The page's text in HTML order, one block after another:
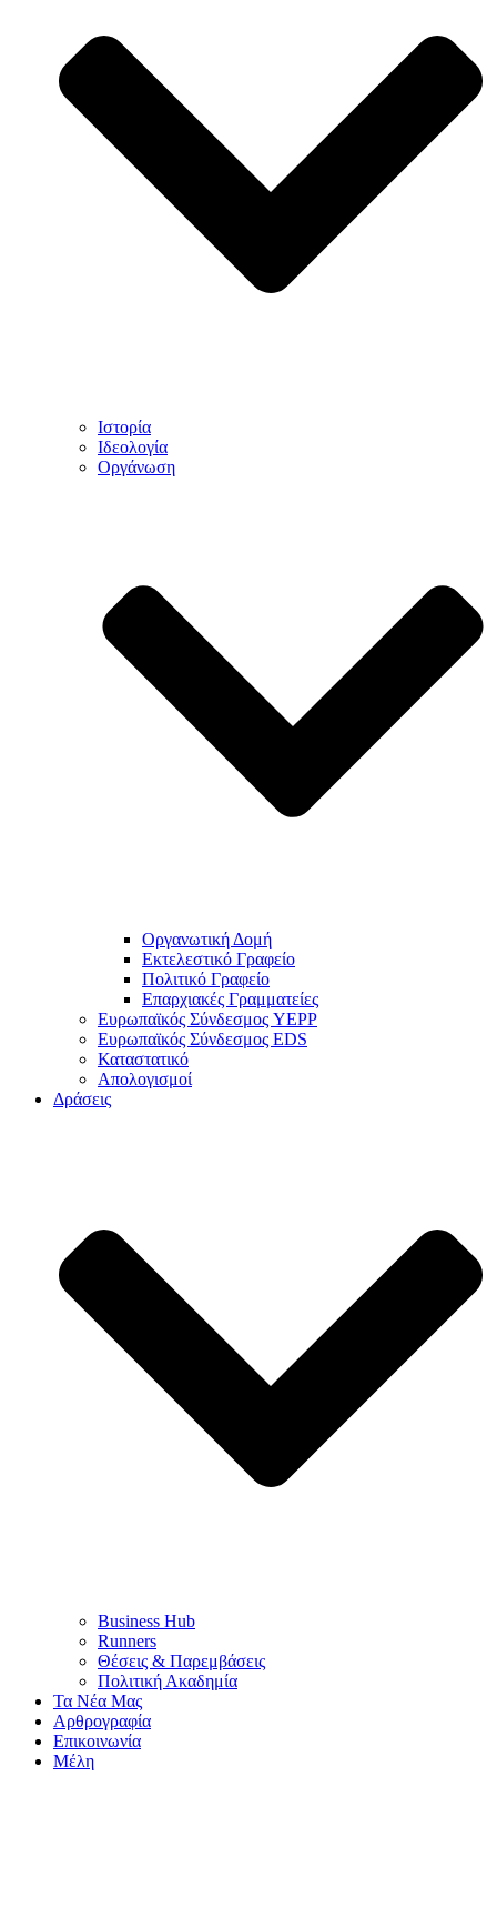
Ιστορία
Ιδεολογία
Οργάνωση
Οργανωτική Δομή
Εκτελεστικό Γραφείο
Πολιτικό Γραφείο
Επαρχιακές Γραμματείες
Ευρωπαϊκός Σύνδεσμος YEPP
Ευρωπαϊκός Σύνδεσμος EDS
Καταστατικό
Απολογισμοί
Δράσεις
Business Hub
Runners
Θέσεις & Παρεμβάσεις
Πολιτική Ακαδημία
Τα Νέα Μας
Αρθρογραφία
Επικοινωνία
Μέλη